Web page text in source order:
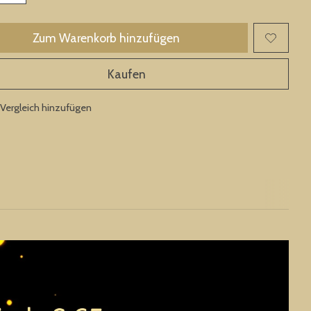
Zum Warenkorb hinzufügen
Kaufen
hinzufügen